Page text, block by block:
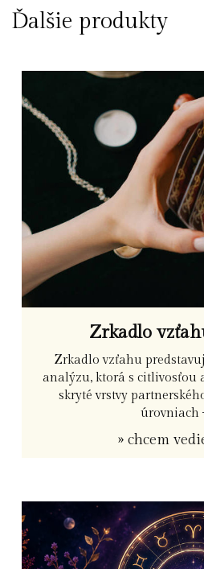
Ďalšie produkty
Zrkadlo
Zrkadlo vzťahu
analýzu, ktorá s citlivosťou
skryté vrstvy
úrovniach
» chcem